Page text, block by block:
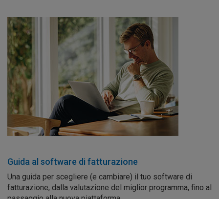
Guida al software di fatturazione
Una guida per scegliere (e cambiare) il tuo software di
fatturazione, dalla valutazione del miglior programma, fino al